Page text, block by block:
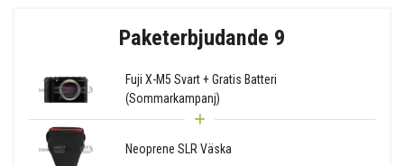
Paketerbjudande 9
Fuji X-M5 Svart + Gratis Batteri
(Sommarkampanj)
Neoprene SLR Väska